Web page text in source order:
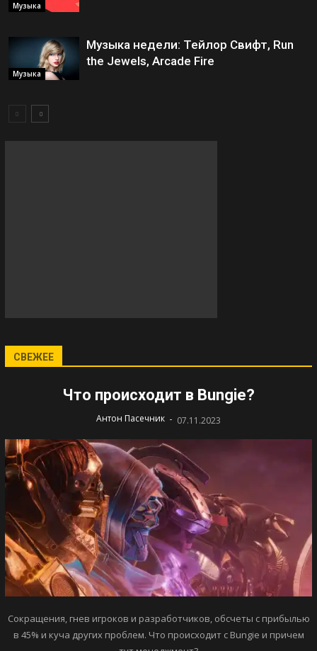
Музыка
Музыка
Музыка недели: Тейлор Свифт, Run
the Jewels, Arcade Fire
СВЕЖЕЕ
Что происходит в Bungie?
Антон Пасечник - 07.11.2023
Сокращения, гнев игроков и разработчиков, обсчеты с прибылью
в 45% и куча других проблем. Что происходит с Bungie и причем